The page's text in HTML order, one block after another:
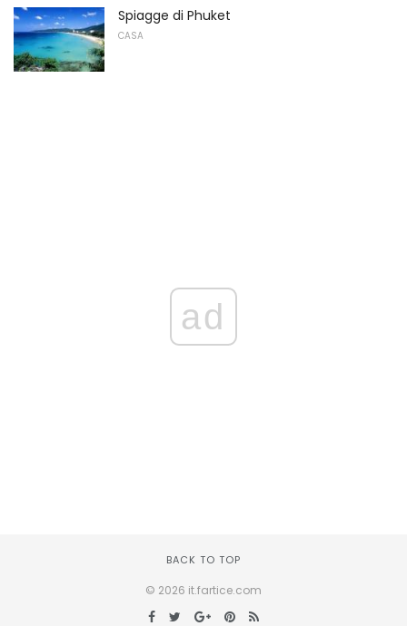
Spiagge di Phuket
CASA
ad
BACK TO TOP
© 2026 it.fartice.com